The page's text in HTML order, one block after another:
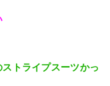
トライプスーツかっ